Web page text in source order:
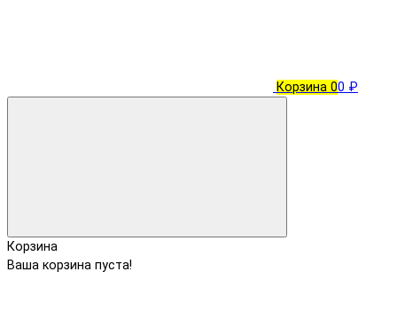
Корзина 00 ₽
Корзина
Ваша корзина пуста!